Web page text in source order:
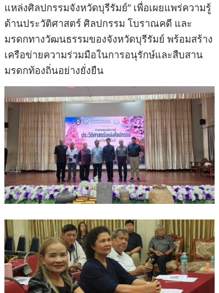
แหล่งศิลปกรรมจังหวัดบุรีรัมย์” เพื่อเผยแพร่ความรู้
ด้านประวัติศาสตร์ ศิลปกรรม โบราณคดี และ
มรดกทางวัฒนธรรมของจังหวัดบุรีรัมย์ พร้อมสร้าง
เครือข่ายความร่วมมือในการอนุรักษ์และสืบสาน
มรดกท้องถิ่นอย่างยั่งยืน